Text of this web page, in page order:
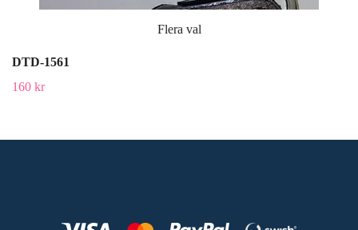
Flera val
DTD-1561
160 kr